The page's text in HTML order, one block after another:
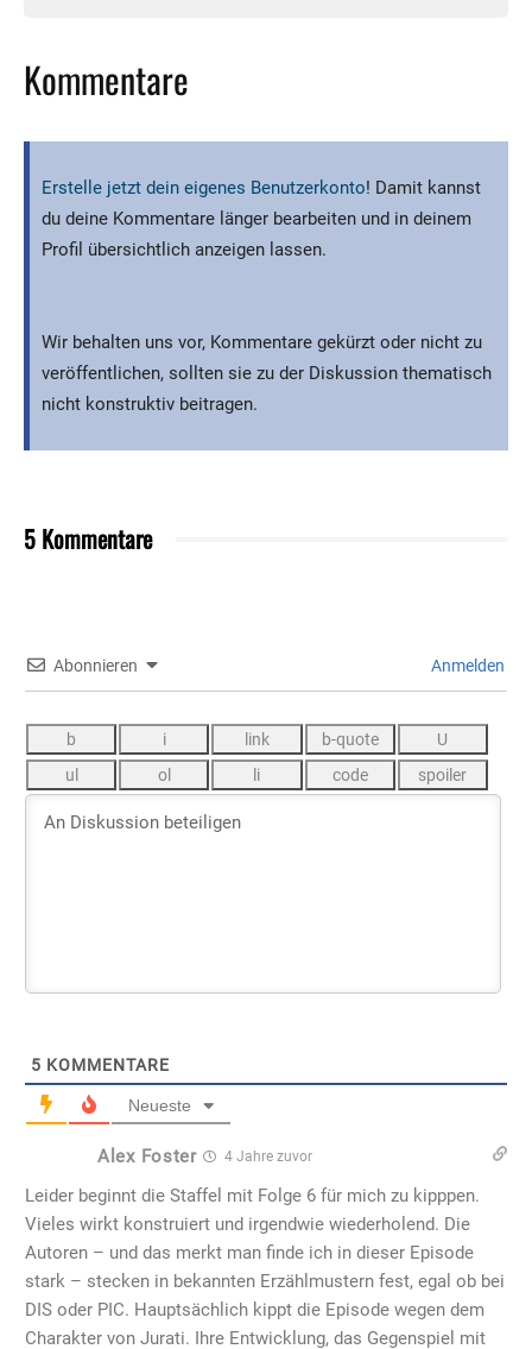
Kommentare
Erstelle jetzt dein eigenes Benutzerkonto! Damit kannst
du deine Kommentare länger bearbeiten und in deinem
Profil übersichtlich anzeigen lassen.
Wir behalten uns vor, Kommentare gekürzt oder nicht zu
veröffentlichen, sollten sie zu der Diskussion thematisch
nicht konstruktiv beitragen.
5 Kommentare
Abonnieren Anmelden
5 KOMMENTARE
Neueste
Alex Foster 4 Jahre zuvor
Leider beginnt die Staffel mit Folge 6 für mich zu kipppen.
Vieles wirkt konstruiert und irgendwie wiederholend. Die
Autoren – und das merkt man finde ich in dieser Episode
stark – stecken in bekannten Erzählmustern fest, egal ob bei
DIS oder PIC. Hauptsächlich kippt die Episode wegen dem
Charakter von Jurati. Ihre Entwicklung, das Gegenspiel mit